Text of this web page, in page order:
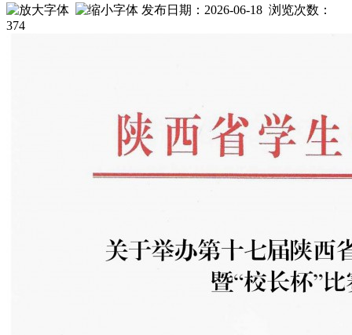
发布日期：2026-06-18 浏览次数：
374